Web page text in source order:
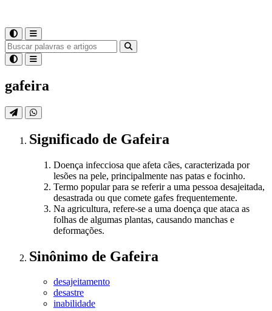
gafeira
Significado de Gafeira
Doença infecciosa que afeta cães, caracterizada por
lesões na pele, principalmente nas patas e focinho.
Termo popular para se referir a uma pessoa desajeitada,
desastrada ou que comete gafes frequentemente.
Na agricultura, refere-se a uma doença que ataca as
folhas de algumas plantas, causando manchas e
deformações.
Sinônimo de Gafeira
desajeitamento
desastre
inabilidade